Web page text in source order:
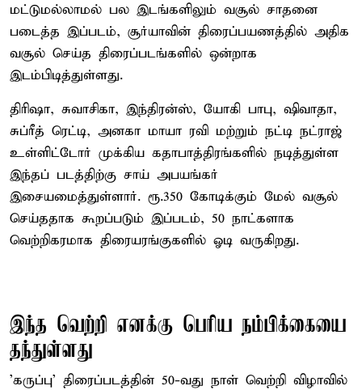
மட்டுமல்லாமல் பல இடங்களிலும் வசூல் சாதனை
படைத்த இப்படம், சூர்யாவின் திரைப்பயணத்தில் அதிக
வசூல் செய்த திரைப்படங்களில் ஒன்றாக
இடம்பிடித்துள்ளது.
திரிஷா, சுவாசிகா, இந்திரன்ஸ், யோகி பாபு, ஷிவாதா,
சுப்ரீத் ரெட்டி, அனகா மாயா ரவி மற்றும் நட்டி நட்ராஜ்
உள்ளிட்டோர் முக்கிய கதாபாத்திரங்களில் நடித்துள்ள
இந்தப் படத்திற்கு சாய் அபயங்கர்
இசையமைத்துள்ளார். ரூ.350 கோடிக்கும் மேல் வசூல்
செய்ததாக கூறப்படும் இப்படம், 50 நாட்களாக
வெற்றிகரமாக திரையரங்குகளில் ஓடி வருகிறது.
இந்த வெற்றி எனக்கு பெரிய நம்பிக்கையை
தந்துள்ளது
'கருப்பு' திரைப்படத்தின் 50-வது நாள் வெற்றி விழாவில்